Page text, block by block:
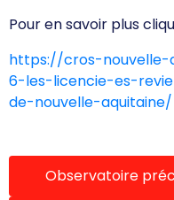
Pour en savoir plus
https://cros-nouvelle-
6-les-licencie-es-
de-nouvelle-aquitaine/